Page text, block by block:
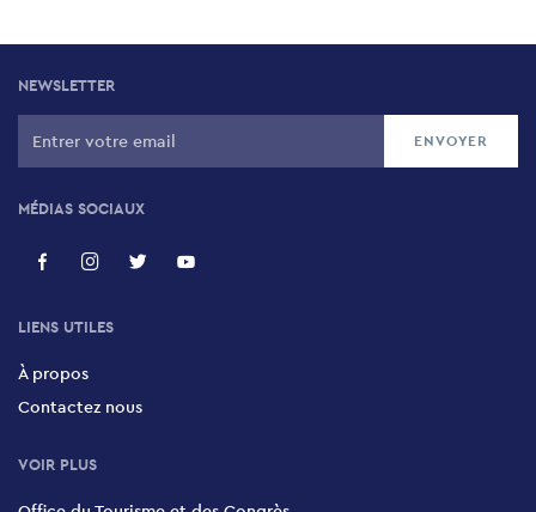
NEWSLETTER
MÉDIAS SOCIAUX
LIENS UTILES
À propos
Contactez nous
VOIR PLUS